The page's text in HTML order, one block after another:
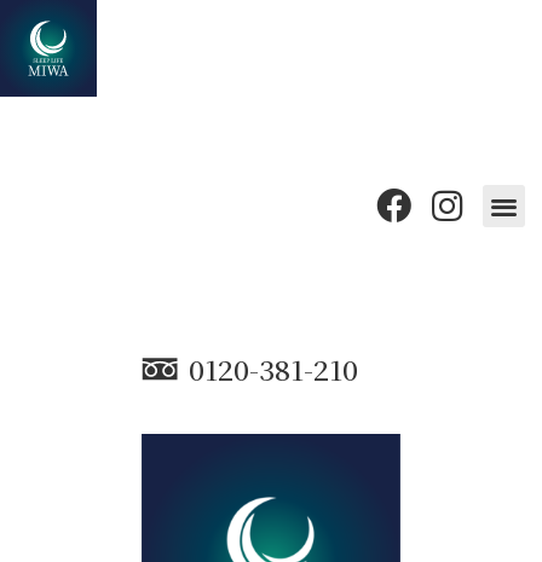
0120-381-210